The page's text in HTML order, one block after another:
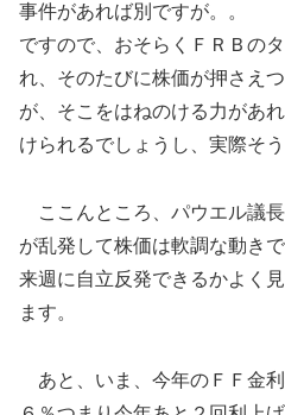
事件があれば別ですが。。
ですので、おそらくＦＲＢの
れ、そのたびに株価が押さえ
が、そこをはねのける力があ
けられるでしょうし、実際そ
ここんところ、パウエル議
が乱発して株価は軟調な動き
来週に自立反発できるかよく
ます。
あと、いま、今年のＦＦ金利